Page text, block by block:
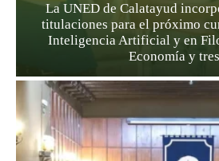
La UNED de Calatayud
titulaciones para el próximo
Inteligencia Artificial y en
Economía y